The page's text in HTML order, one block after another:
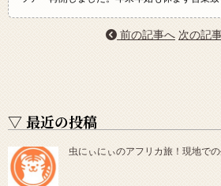
前の記事へ 次の記
▽ 最近の投稿
虫にぃにぃのアフリカ旅！現地で